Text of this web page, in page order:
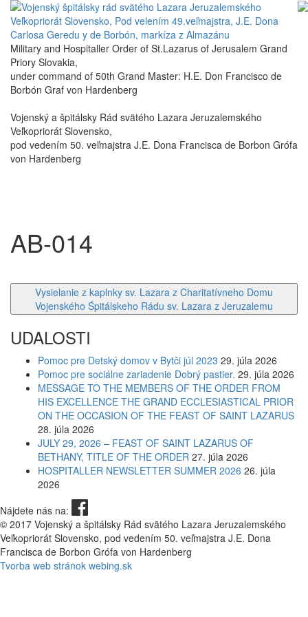
Military and Hospitaller Order of St.Lazarus of Jerusalem Grand
Priory Slovakia,
under command of 50th Grand Master: H.E. Don Francisco de
Borbón Graf von Hardenberg
Vojenský a špitálsky Rád svätého Lazara Jeruzalemského
Veľkopriorát Slovensko,
pod vedením 50. veľmajstra J.E. Dona Francisca de Borbon Grófa
von Hardenberg
AB-014
Vysielanie z kaplnky sv. Lazara z Charitatívneho Domu
Vojenského Śpitálskeho Rádu sv. Lazara z Jeruzalemu
UDALOSTI
Pomoc pre Detský domov v Bytči júl 2023 29. júla 2026
Pomoc pre sociálne zariadenie Dobrý pastier. 29. júla 2026
MESSAGE TO THE MEMBERS OF THE ORDER FROM
HIS EXCELLENCE THE GRAND ECCLESIASTICAL PRIOR
ON THE OCCASION OF THE FEAST OF SAINT LAZARUS
28. júla 2026
JULY 29, 2026 – FEAST OF SAINT LAZARUS OF
BETHANY, TITLE OF THE ORDER 27. júla 2026
HOSPITALLER NEWSLETTER SUMMER 2026 26. júla
2026
Nájdete nás na:
© 2017 Vojenský a špitálsky Rád svätého Lazara Jeruzalemského
Veľkopriorát Slovensko, pod vedením 50. veľmajstra J.E. Dona
Francisca de Borbon Grófa von Hardenberg
Tvorba web stránok webing.sk